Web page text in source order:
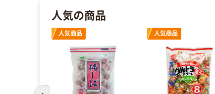
人気の商品
人気商品 人気商品